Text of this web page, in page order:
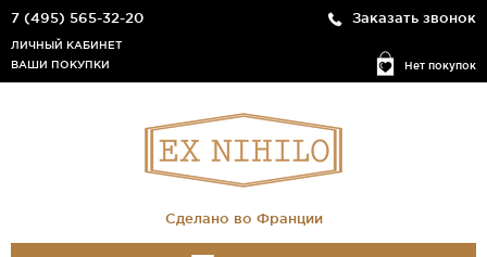
7 (495) 565-32-20 Заказать звонок
Нет покупок
ЛИЧНЫЙ КАБИНЕТ
ВАШИ ПОКУПКИ
Сделано во Франции